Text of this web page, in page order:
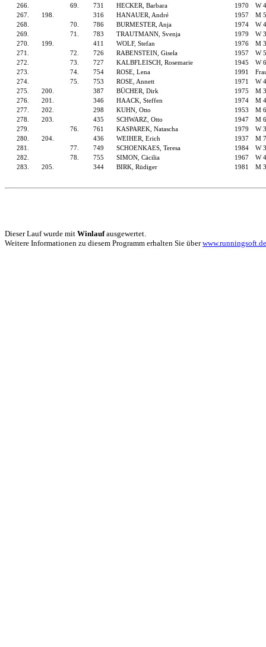
266.
69. 731 HECKER, Barbara 1970
W
267.
198. 316 HANAUER, André 1957
M
268.
70. 786 BURMESTER, Anja 1974
W
269.
71. 783 TRAUTMANN, Svenja 1979
W
270.
199. 411 WOLF, Stefan 1976
M
271.
72. 726 RABENSTEIN, Gisela 1957
W
272.
73. 727 KALBFLEISCH, Rosemarie 1945
W
273.
74. 754 ROSE, Lena 1991
274.
75. 753 ROSE, Annett 1971
W
275.
200. 387 BÜCHER, Dirk 1975
M
276.
201. 346 HAACK, Steffen 1974
M
277.
202. 298 KUHN, Otto 1953
M
278.
203. 435 SCHWARZ, Otto 1947
M
279.
76. 761 KASPAREK, Natascha 1979
W
280.
204. 436 WEIHER, Erich 1937
M
281.
77. 749 SCHOENKAES, Teresa 1984
W
282.
78. 755 SIMON, Cäcilia 1967
W
283.
205. 344 BIRK, Rüdiger 1981 M
Dieser Lauf wurde mit Winlaufausgewertet.
Weitere Informationen zu diesem Programm erhalten Sie überwww.runningsoft.de